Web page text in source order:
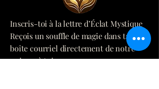
Inscris-toi à la lettre d’Éclat Mystique
Reçois un souffle de magie dans ta
boîte courriel directement de notre
univers à toi.